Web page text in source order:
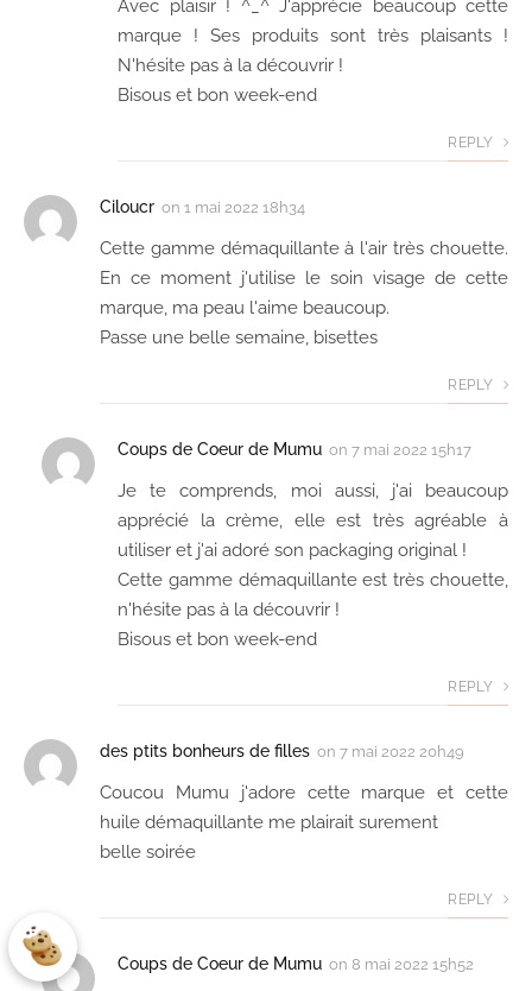
Avec plaisir ! ^_^ J'apprécie beaucoup cette
marque ! Ses produits sont très plaisants !
N'hésite pas à la découvrir !
Bisous et bon week-end
REPLY
Ciloucr on 1 mai 2022 18h34
Cette gamme démaquillante à l'air très chouette.
En ce moment j'utilise le soin visage de cette
marque, ma peau l'aime beaucoup.
Passe une belle semaine, bisettes
REPLY
Coups de Coeur de Mumu on 7 mai 2022 15h17
Je te comprends, moi aussi, j'ai beaucoup
apprécié la crème, elle est très agréable à
utiliser et j'ai adoré son packaging original !
Cette gamme démaquillante est très chouette,
n'hésite pas à la découvrir !
Bisous et bon week-end
REPLY
des ptits bonheurs de filles on 7 mai 2022 20h49
Coucou Mumu j'adore cette marque et cette
huile démaquillante me plairait surement
belle soirée
REPLY
Coups de Coeur de Mumu on 8 mai 2022 15h52